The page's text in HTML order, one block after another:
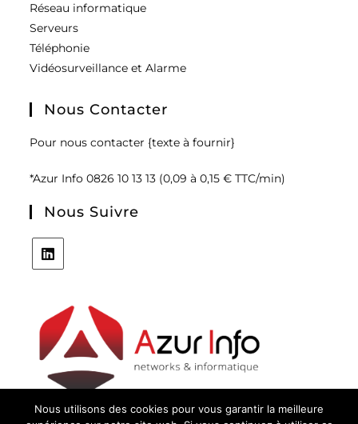
Réseau informatique
Serveurs
Téléphonie
Vidéosurveillance et Alarme
Nous Contacter
Pour nous contacter {texte à fournir}
*Azur Info 0826 10 13 13 (0,09 à 0,15 € TTC/min)
Nous Suivre
Nous utilisons des cookies pour vous garantir la meilleure